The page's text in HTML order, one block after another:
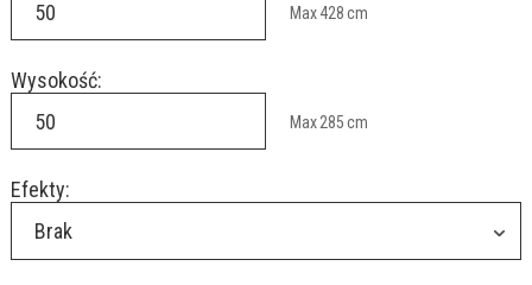
Max428cm
Wysokość:
Max285cm
Efekty:
Brak